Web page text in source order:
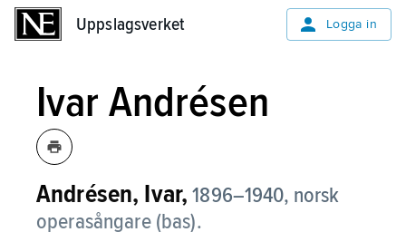
Uppslagsverket Logga in
Ivar Andrésen
Andrésen, Ivar, 1896–1940, norsk
operasångare (bas).